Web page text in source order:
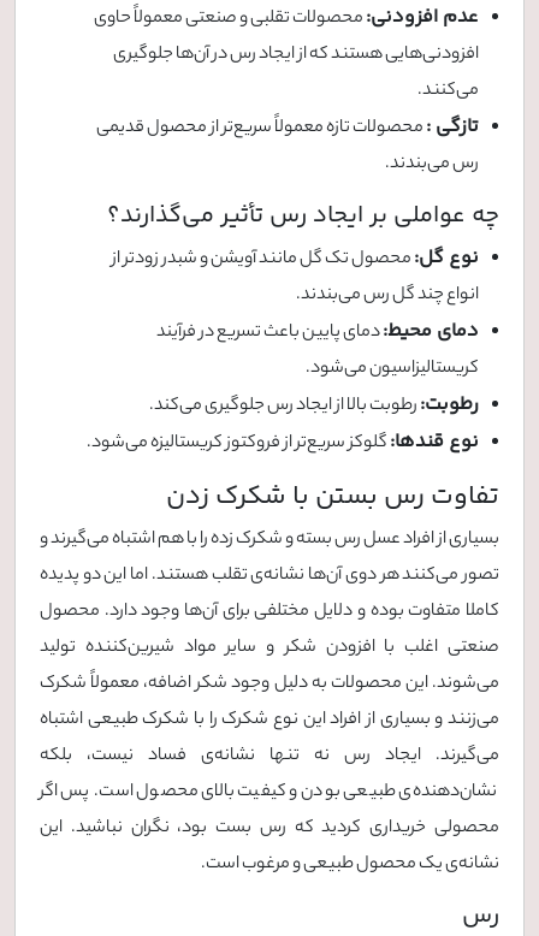
عدم افزودنی:محصولات تقلبی و صنعتی معمولاً حاوی
افزودنی‌هایی هستند که از ایجاد رس در آن‌ها جلوگیری
می‌کنند.
تازگی :محصولات تازه معمولاً سریع‌تر از محصول قدیمی
رس می‌بندند.
چه عواملی بر ایجاد رس تأثیر می‌گذارند؟
نوع گل:محصول تک گل مانند آویشن و شبدر زودتر از
انواع چند گل رس می‌بندند.
دمای محیط:دمای پایین باعث تسریع در فرآیند
کریستالیزاسیون می‌شود.
رطوبت:رطوبت بالا از ایجاد رس جلوگیری می‌کند.
نوع قندها:گلوکز سریع‌تر از فروکتوز کریستالیزه می‌شود.
تفاوت رس بستن با شکرک زدن
بسیاری از افراد عسل رس بسته و شکرک زده را با هم اشتباه می‌گیرند و
تصور می‌کنند هر دوی آن‌ها نشانه‌ی تقلب هستند. اما این دو پدیده
کاملا متفاوت بوده و دلایل مختلفی برای آن‌ها وجود دارد. محصول
صنعتی اغلب با افزودن شکر و سایر مواد شیرین‌کننده تولید
می‌شوند. این محصولات به دلیل وجود شکر اضافه، معمولاً شکرک
می‌زنند و بسیاری از افراد این نوع شکرک را با شکرک طبیعی اشتباه
می‌گیرند. ایجاد رس نه تنها نشانه‌ی فساد نیست، بلکه
نشان‌دهنده‌ی طبیعی بودن و کیفیت بالای محصول است. پس اگر
محصولی خریداری کردید که رس بست بود، نگران نباشید. این
نشانه‌ی یک محصول طبیعی و مرغوب است.
رس